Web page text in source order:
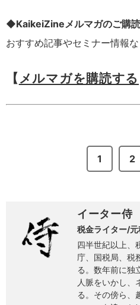
◆KaikeiZineメルマガのご購
おすすめ記事やセミナー情報
【 メルマガを購読する
1 2
イーター侍
税金ライター/
四半世紀以上、
庁、国税局、税
る。数年前に独
人脈をいかし、
る。その傍ら、